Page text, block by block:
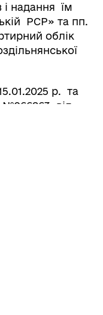
надання їм
РСР» та пп.
облік
р. та
від